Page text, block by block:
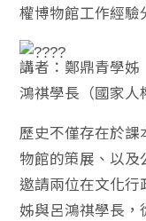
權博物館工作經驗
講者：鄭鼎青學姊
鴻祺學長（國家人
歷史不僅存在於
物館的策展、以
邀請兩位在文化
姊與呂鴻祺學長，